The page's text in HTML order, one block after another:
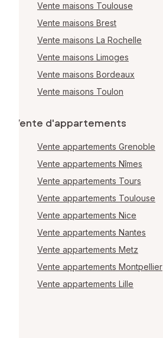
Vente maisons Toulouse
Vente maisons Brest
Vente maisons La Rochelle
Vente maisons Limoges
Vente maisons Bordeaux
Vente maisons Toulon
Vente d'appartements
Vente appartements Grenoble
Vente appartements Nîmes
Vente appartements Tours
Vente appartements Toulouse
Vente appartements Nice
Vente appartements Nantes
Vente appartements Metz
Vente appartements Montpellier
Vente appartements Lille